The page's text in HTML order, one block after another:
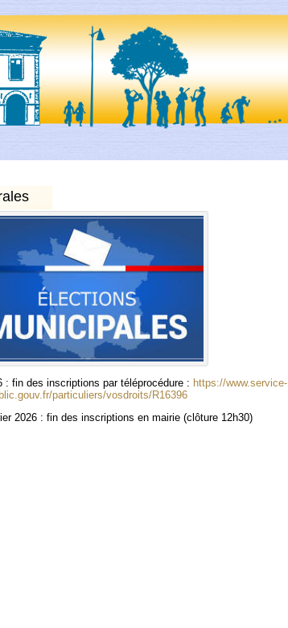
: fin des inscriptions par téléprocédure : https://www.service-
particuliers/vosdroits/R16396
2026 : fin des inscriptions en mairie (clôture 12h30)